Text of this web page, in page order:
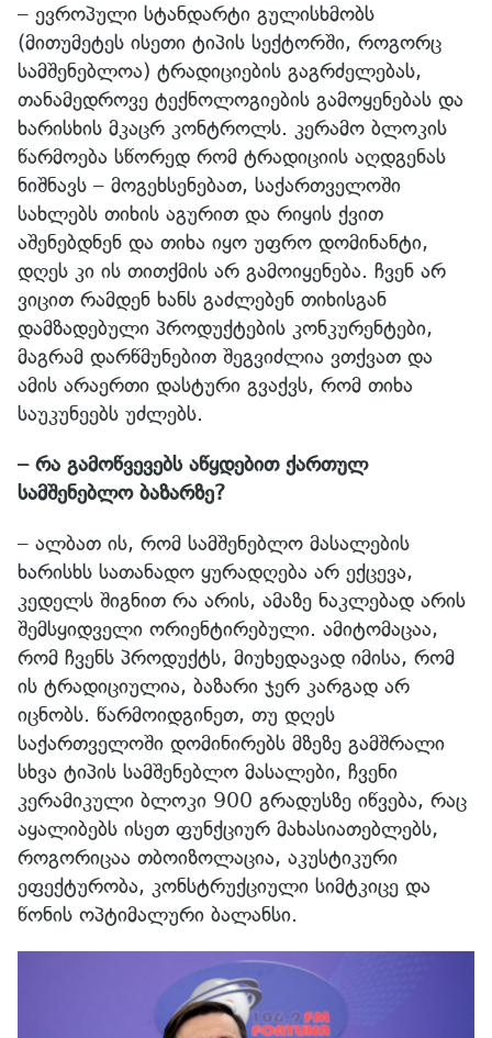
– ევროპული სტანდარტი გულისხმობს
(მითუმეტეს ისეთი ტიპის სექტორში, როგორც
სამშენებლოა) ტრადიციების გაგრძელებას,
თანამედროვე ტექნოლოგიების გამოყენებას და
ხარისხის მკაცრ კონტროლს. კერამო ბლოკის
წარმოება სწორედ რომ ტრადიციის აღდგენას
ნიშნავს – მოგეხსენებათ, საქართველოში
სახლებს თიხის აგურით და რიყის ქვით
აშენებდნენ და თიხა იყო უფრო დომინანტი,
დღეს კი ის თითქმის არ გამოიყენება. ჩვენ არ
ვიცით რამდენ ხანს გაძლებენ თიხისგან
დამზადებული პროდუქტების კონკურენტები,
მაგრამ დარწმუნებით შეგვიძლია ვთქვათ და
ამის არაერთი დასტური გვაქვს, რომ თიხა
საუკუნეებს უძლებს.
– რა გამოწვევებს აწყდებით ქართულ
სამშენებლო ბაზარზე?
– ალბათ ის, რომ სამშენებლო მასალების
ხარისხს სათანადო ყურადღება არ ექცევა,
კედელს შიგნით რა არის, ამაზე ნაკლებად არის
შემსყიდველი ორიენტირებული. ამიტომაცაა,
რომ ჩვენს პროდუქტს, მიუხედავად იმისა, რომ
ის ტრადიციულია, ბაზარი ჯერ კარგად არ
იცნობს. წარმოიდგინეთ, თუ დღეს
საქართველოში დომინირებს მზეზე გამშრალი
სხვა ტიპის სამშენებლო მასალები, ჩვენი
კერამიკული ბლოკი 900 გრადუსზე იწვება, რაც
აყალიბებს ისეთ ფუნქციურ მახასიათებლებს,
როგორიცაა თბოიზოლაცია, აკუსტიკური
ეფექტურობა, კონსტრუქციული სიმტკიცე და
წონის ოპტიმალური ბალანსი.